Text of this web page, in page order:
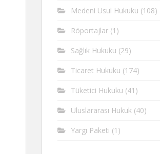
Medeni Usul Hukuku (108)
Röportajlar (1)
Sağlık Hukuku (29)
Ticaret Hukuku (174)
Tüketici Hukuku (41)
Uluslararası Hukuk (40)
Yargı Paketi (1)